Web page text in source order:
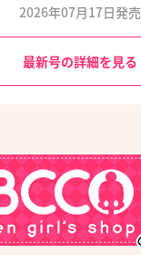
2026年07月17日発売
最新号の詳細を見る